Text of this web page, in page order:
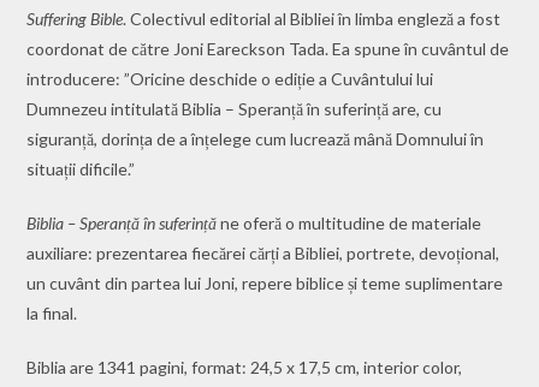
Suffering Bible. Colectivul editorial al Bibliei în limba engleză a fost
coordonat de către Joni Eareckson Tada. Ea spune în cuvântul de
introducere: ”Oricine deschide o ediție a Cuvântului lui
Dumnezeu intitulată Biblia – Speranță în suferință are, cu
siguranță, dorința de a înțelege cum lucrează mână Domnului în
situații dificile.”
Biblia – Speranță în suferințăne oferă o multitudine de materiale
auxiliare: prezentarea fiecărei cărți a Bibliei, portrete, devoțional,
un cuvânt din partea lui Joni, repere biblice și teme suplimentare
la final.
Biblia are 1341 pagini, format: 24,5 x 17,5 cm, interior color,